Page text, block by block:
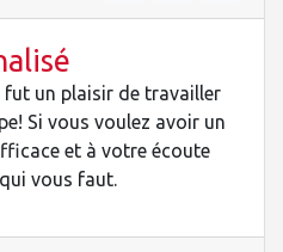
fut un plaisir de travailler
Si vous voulez avoir un
et à votre écoute
vous faut.